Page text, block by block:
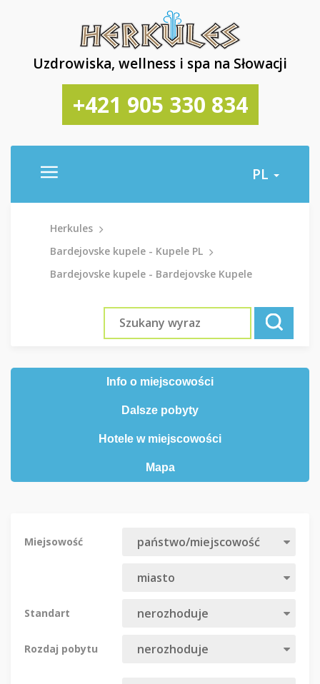
Uzdrowiska, wellness i spa na Słowacji
+421 905 330 834
PL
Herkules
Bardejovske kupele - Kupele PL
Bardejovske kupele - Bardejovske Kupele
Info o miejscowości
Dalsze pobyty
Hotele w miejscowości
Mapa
Miejsowość
Standart
Rozdaj pobytu